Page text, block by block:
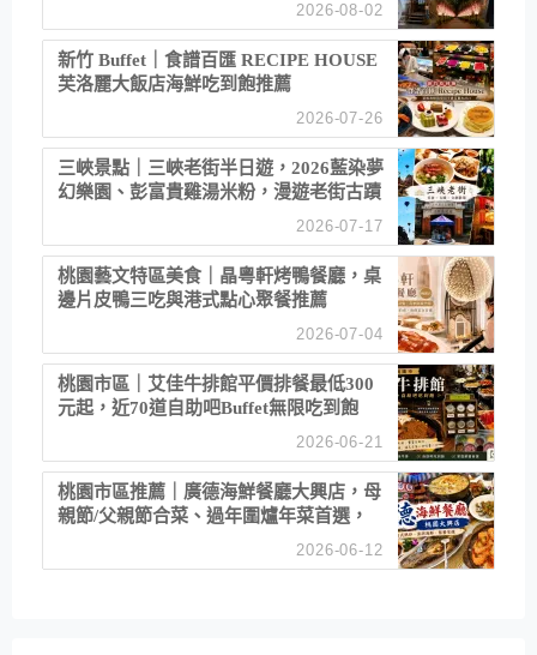
2026-08-02
新竹 Buffet｜食譜百匯 RECIPE HOUSE
芙洛麗大飯店海鮮吃到飽推薦
2026-07-26
三峽景點｜三峽老街半日遊，2026藍染夢
幻樂園、彭富貴雞湯米粉，漫遊老街古蹟
2026-07-17
桃園藝文特區美食｜晶粵軒烤鴨餐廳，桌
邊片皮鴨三吃與港式點心聚餐推薦
2026-07-04
桃園市區｜艾佳牛排館平價排餐最低300
元起，近70道自助吧Buffet無限吃到飽
2026-06-21
桃園市區推薦｜廣德海鮮餐廳大興店，母
親節/父親節合菜、過年圍爐年菜首選，
2026-06-12